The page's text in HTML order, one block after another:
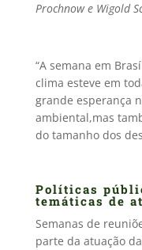
Prochnow e Wigold
“A semana em
clima esteve em
grande esperança
ambiental,mas
do tamanho dos
Políticas
temáticas de
Semanas de
parte da atuação